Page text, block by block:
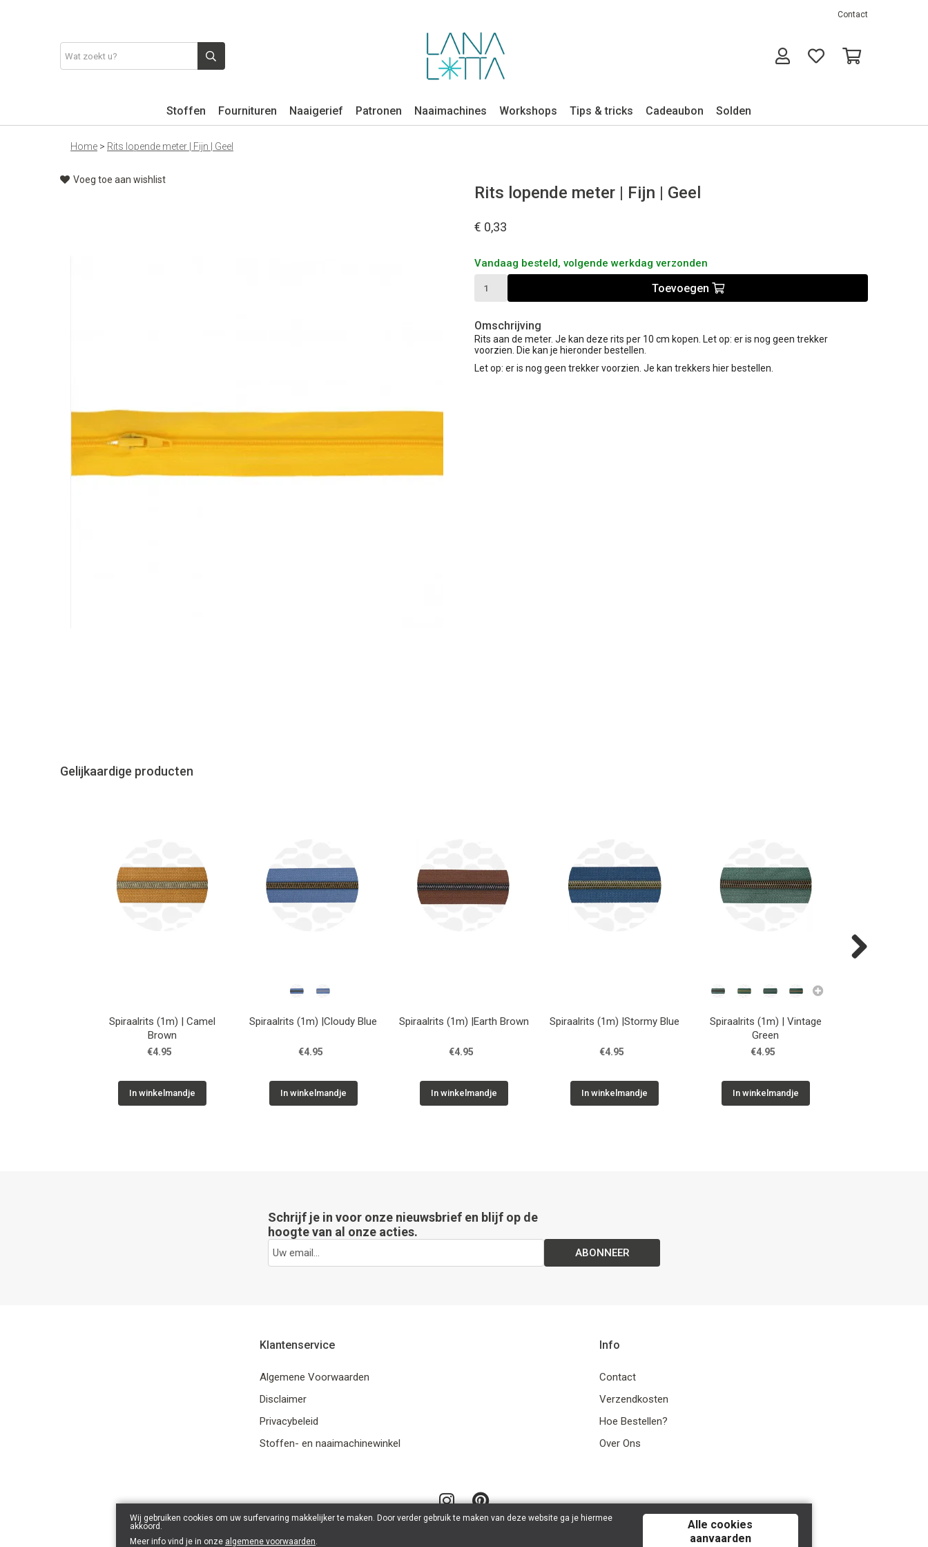
Contact
Stoffen Fournituren Naaigerief Patronen Naaimachines Workshops Tips & tricks Cadeaubon Solden
Home > Rits lopende meter | Fijn | Geel
Voeg toe aan wishlist
Rits lopende meter | Fijn | Geel
€ 0,33
Vandaag besteld, volgende werkdag verzonden
Toevoegen
Omschrijving
Rits aan de meter. Je kan deze rits per 10 cm kopen. Let op: er is nog geen trekker
voorzien. Die kan je hieronder bestellen.
Let op: er is nog geen trekker voorzien. Je kan trekkers hier bestellen.
Gelijkaardige producten
Spiraalrits (1m) | Camel
Brown
€4.95
In winkelmandje
Spiraalrits (1m) |Cloudy Blue
€4.95
In winkelmandje
Spiraalrits (1m) |Earth Brown
€4.95
In winkelmandje
Spiraalrits (1m) |Stormy Blue
€4.95
In winkelmandje
Spiraalrits (1m) | Vintage
Green
€4.95
In winkelmandje
Schrijf je in voor onze nieuwsbrief en blijf op de
hoogte van al onze acties.
ABONNEER
Klantenservice
Algemene Voorwaarden
Disclaimer
Privacybeleid
Stoffen- en naaimachinewinkel
Info
Contact
Verzendkosten
Hoe Bestellen?
Over Ons
Wij gebruiken cookies om uw surfervaring makkelijker te maken. Door verder gebruik te maken van deze website ga je hiermee
akkoord.
Meer info vind je in onze algemene voorwaarden.
Alle cookies
aanvaarden